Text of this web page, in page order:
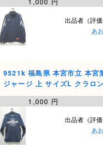
出品者（評価
あ
9521k 福島県 本宮市立 本宮
ジャージ 上 サイズL クラロ
1,000 円
出品者（評価
あ